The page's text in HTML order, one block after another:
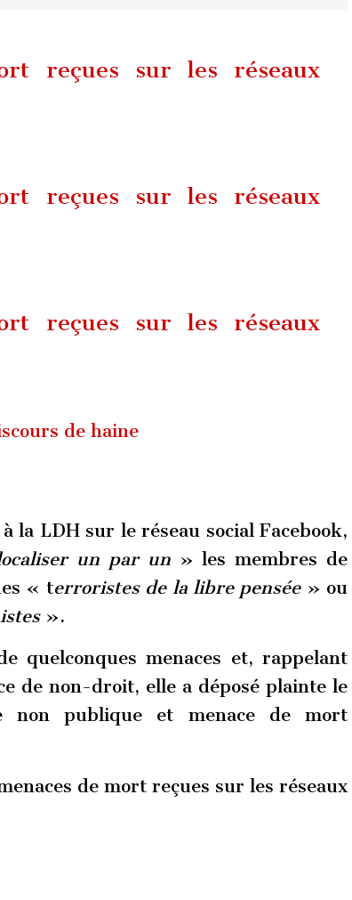
reçues sur les réseaux
reçues sur les réseaux
reçues sur les réseaux
de haine
la LDH sur le réseau social Facebook,
un par un » les membres de
« terroristes de la libre pensée » ou
».
quelconques menaces et, rappelant
de non-droit, elle a déposé plainte le
publique et menace de mort
de mort reçues sur les réseaux